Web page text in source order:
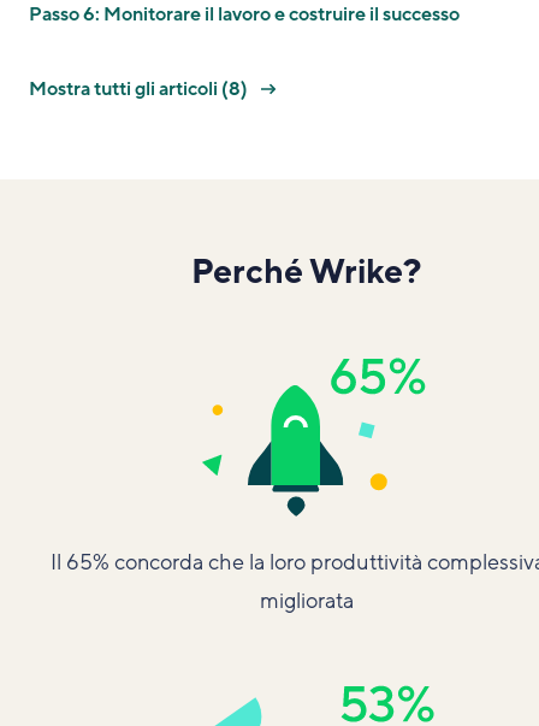
Passo 6: Monitorare il lavoro e costruire il successo
Mostra tutti gli articoli (8)
Perché Wrike?
Il 65% concorda che la loro produttività
migliorata